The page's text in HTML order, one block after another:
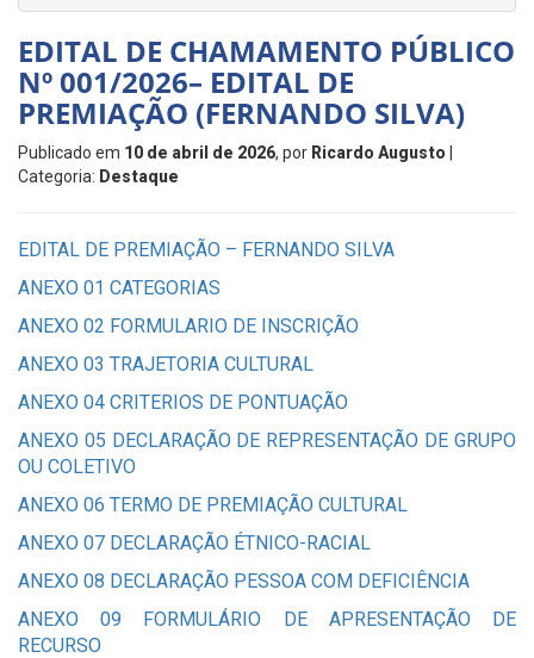
EDITAL DE CHAMAMENTO PÚBLICO
Nº 001/2026– EDITAL DE
PREMIAÇÃO (FERNANDO SILVA)
Publicado em 10 de abril de 2026, por Ricardo Augusto
Categoria: Destaque
EDITAL DE PREMIAÇÃO – FERNANDO SILVA
ANEXO 01 CATEGORIAS
ANEXO 02 FORMULARIO DE INSCRIÇÃO
ANEXO 03 TRAJETORIA CULTURAL
ANEXO 04 CRITERIOS DE PONTUAÇÃO
ANEXO 05 DECLARAÇÃO DE REPRESENTAÇÃO DE GRUPO
OU COLETIVO
ANEXO 06 TERMO DE PREMIAÇÃO CULTURAL
ANEXO 07 DECLARAÇÃO ÉTNICO-RACIAL
ANEXO 08 DECLARAÇÃO PESSOA COM DEFICIÊNCIA
ANEXO 09 FORMULÁRIO DE APRESENTAÇÃO DE
RECURSO